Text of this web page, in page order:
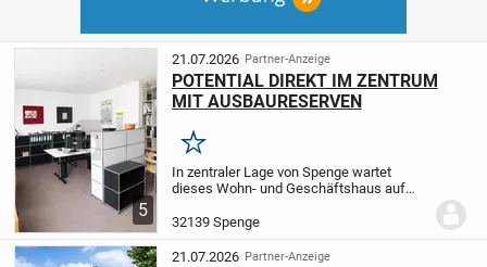
5
21.07.2026 Partner-Anzeige
POTENTIAL DIREKT IM ZENTRUM
MIT AUSBAURESERVEN
Merken
In zentraler Lage von Spenge wartet
dieses Wohn- und Geschäftshaus auf
(2 Wohnungen), dazu ca. 375 m²
Gewerbefläche mit großer
Schaufensterfront ideal für...
32139 Spenge
21.07.2026 Partner-Anzeige